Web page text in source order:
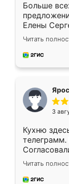
Больше
Елены
короткие
для
предложил
Читать
3
Кухню
недели
довольны
мебель за
Читать